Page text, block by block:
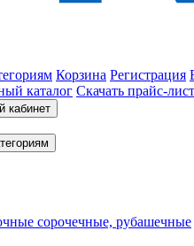
Корзина Регистрация
каталог Скачать прайс-лист
кабинет
сорочечные, рубашечные